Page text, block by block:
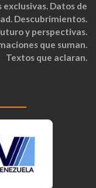
Datos de
Descubrimientos.
y perspectivas.
que suman.
Textos que aclaran.